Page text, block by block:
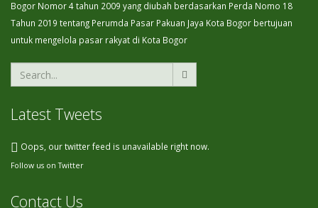
Bogor Nomor 4 tahun 2009 yang diubah berdasarkan Perda Nomo 18
Tahun 2019 tentang Perumda Pasar Pakuan Jaya Kota Bogor bertujuan
untuk mengelola pasar rakyat di Kota Bogor
Latest Tweets
Oops, our twitter feed is unavailable right now.
Follow us on Twitter
Contact Us